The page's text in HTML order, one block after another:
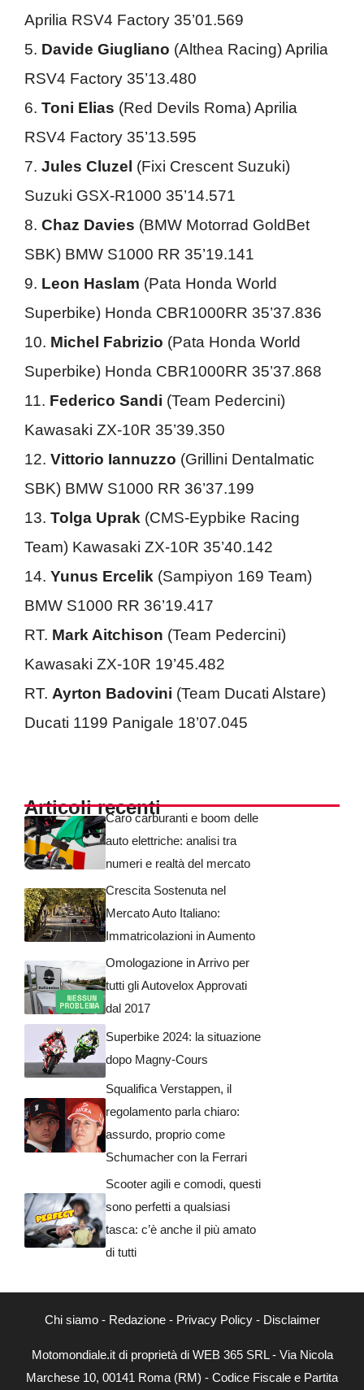
Aprilia RSV4 Factory 35’01.569
5. Davide Giugliano (Althea Racing) Aprilia
RSV4 Factory 35’13.480
6. Toni Elias (Red Devils Roma) Aprilia
RSV4 Factory 35’13.595
7. Jules Cluzel (Fixi Crescent Suzuki)
Suzuki GSX-R1000 35’14.571
8. Chaz Davies (BMW Motorrad GoldBet
SBK) BMW S1000 RR 35’19.141
9. Leon Haslam (Pata Honda World
Superbike) Honda CBR1000RR 35’37.836
10. Michel Fabrizio (Pata Honda World
Superbike) Honda CBR1000RR 35’37.868
11. Federico Sandi (Team Pedercini)
Kawasaki ZX-10R 35’39.350
12. Vittorio Iannuzzo (Grillini Dentalmatic
SBK) BMW S1000 RR 36’37.199
13. Tolga Uprak (CMS-Eypbike Racing
Team) Kawasaki ZX-10R 35’40.142
14. Yunus Ercelik (Sampiyon 169 Team)
BMW S1000 RR 36’19.417
RT. Mark Aitchison (Team Pedercini)
Kawasaki ZX-10R 19’45.482
RT. Ayrton Badovini (Team Ducati Alstare)
Ducati 1199 Panigale 18’07.045
Articoli recentiCaro carburanti e boom delle
auto elettriche: analisi tra
numeri e realtà del mercato
Crescita Sostenuta nel
Mercato Auto Italiano:
Immatricolazioni in Aumento
Omologazione in Arrivo per
tutti gli Autovelox Approvati
dal 2017
Superbike 2024: la situazione
dopo Magny-Cours
Squalifica Verstappen, il
regolamento parla chiaro:
assurdo, proprio come
Schumacher con la Ferrari
Scooter agili e comodi, questi
sono perfetti a qualsiasi
tasca: c’è anche il più amato
di tutti
Chi siamo- Redazione- Privacy Policy- Disclaimer
Motomondiale.it di proprietà di WEB 365 SRL - Via Nicola
Marchese 10, 00141 Roma (RM) - Codice Fiscale e Partita